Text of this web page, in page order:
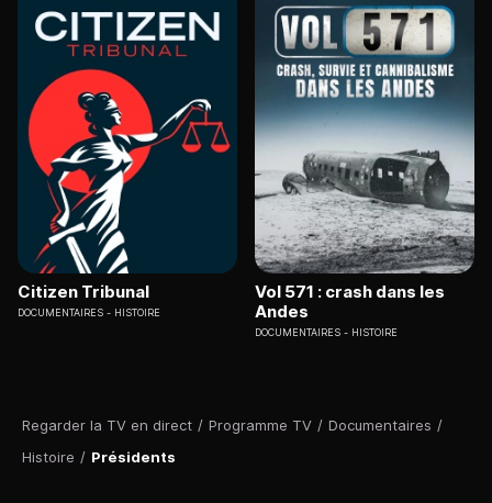
Regarder la TV en direct / Programme TV / Documentaires /
Histoire / Présidents
Citizen Tribunal
DOCUMENTAIRES HISTOIRE
Vol 571 : crash dans les
Andes
DOCUMENTAIRES HISTOIRE